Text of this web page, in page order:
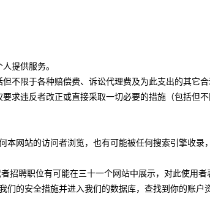
提供服务。
不限于各种赔偿费、诉讼代理费及为此支出的其它合
求违反者改正或直接采取一切必要的措施（包括但
网站的访问者浏览，也有可能被任何搜索引擎收
招聘职位有可能在三十一个网站中展示，对此使用者
的安全措施并进入我们的数据库，查找到你的账